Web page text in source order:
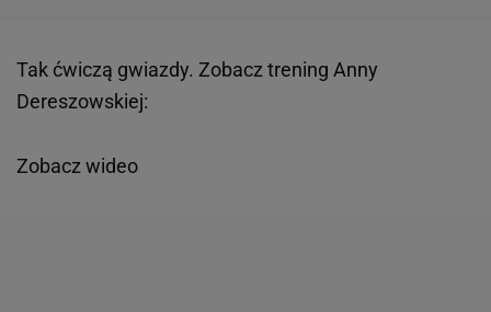
Tak ćwiczą gwiazdy. Zobacz trening Anny
Dereszowskiej:
Zobacz wideo